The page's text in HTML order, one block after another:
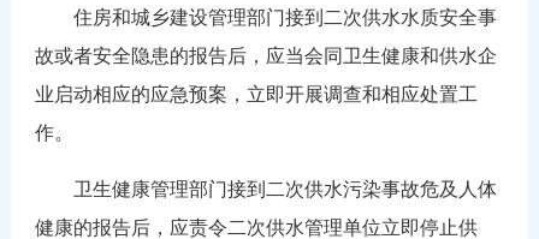
住房和城乡建设管理部门接到二次供水水质安全事
故或者安全隐患的报告后，应当会同卫生健康和供水企
业启动相应的应急预案，立即开展调查和相应处置工
作。
卫生健康管理部门接到二次供水污染事故危及人体
健康的报告后，应责令二次供水管理单位立即停止供